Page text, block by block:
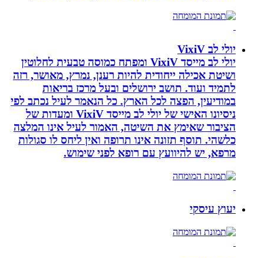
יולי לב VixiV
יולי לב מייסד VixiV ומפתח כמוסה טבעית לחלוטין
ושיטת אכילה ייחודית להיות רענן, נמרץ, מאושר, רזה
לתמיד ועוד. תושב ירושלים ובעל מרכז בריאות
במודיעין, הפצה לכל הארץ. כל הנאמר לעיל נכתב לפי
ניסיונו האישי של יולי לב מייסד VixiV ומעדות של
הציבור שאימץ את השיטה, האמור לעיל אינו המלצה
כלשהי. תוסף תזונה אינו תרופה ואין ליחס לו סגולות
מרפא, יש להיוועץ עם רופא לפני שימוש.
יעוץ עיסקי